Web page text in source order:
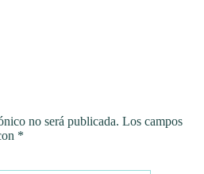
no será publicada. Los campos
*